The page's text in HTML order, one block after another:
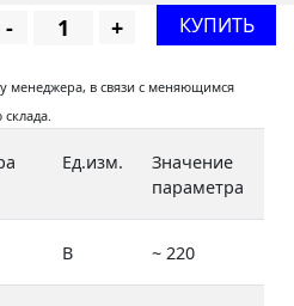
- + КУПИТЬ
менеджера, в связи с меняющимся
Ед.изм.
Значение
параметра
В ~ 220